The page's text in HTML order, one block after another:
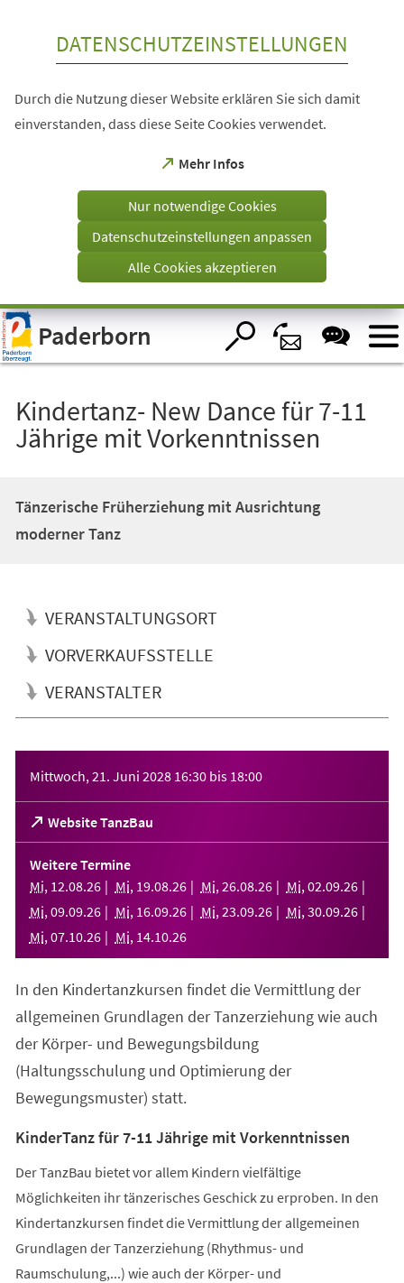
Visuelle
Assistenzsoftware
öffnen.
DATENSCHUTZEINSTELLUNGEN
Durch die Nutzung dieser Website erklären Sie sich damit
einverstanden, dass diese Seite Cookies verwendet.
Mehr Infos
(Öffnet
einem
Tab)
Nur notwendige Cookies
Datenschutzeinstellungen anpassen
Alle Cookies akzeptieren
Paderborn
Kindertanz- New Dance für 7-11
Jährige mit Vorkenntnissen
Tänzerische Früherziehung mit Ausrichtung
moderner Tanz
VERANSTALTUNGSORT
VORVERKAUFSSTELLE
VERANSTALTER
Mittwoch, 21. Juni 2028 16:30 bis 18:00
Website TanzBau
(Öffnet
in
einem
neuen
Tab)
Weitere Termine
Mi, 12.08.26 Mi, 19.08.26 Mi, 26.08.26 Mi, 02.09.26
Mi, 09.09.26 Mi, 16.09.26 Mi, 23.09.26 Mi, 30.09.26
Mi, 07.10.26 Mi, 14.10.26
In den Kindertanzkursen findet die Vermittlung der
allgemeinen Grundlagen der Tanzerziehung wie auch
der Körper- und Bewegungsbildung
(Haltungsschulung und Optimierung der
Bewegungsmuster) statt.
KinderTanz für 7-11 Jährige mit Vorkenntnissen
Der TanzBau bietet vor allem Kindern vielfältige
Möglichkeiten ihr tänzerisches Geschick zu erproben. In den
Kindertanzkursen findet die Vermittlung der allgemeinen
Grundlagen der Tanzerziehung (Rhythmus- und
Raumschulung,...) wie auch der Körper- und